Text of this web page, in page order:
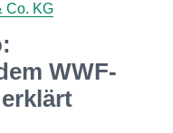
Co. KG
WWF-